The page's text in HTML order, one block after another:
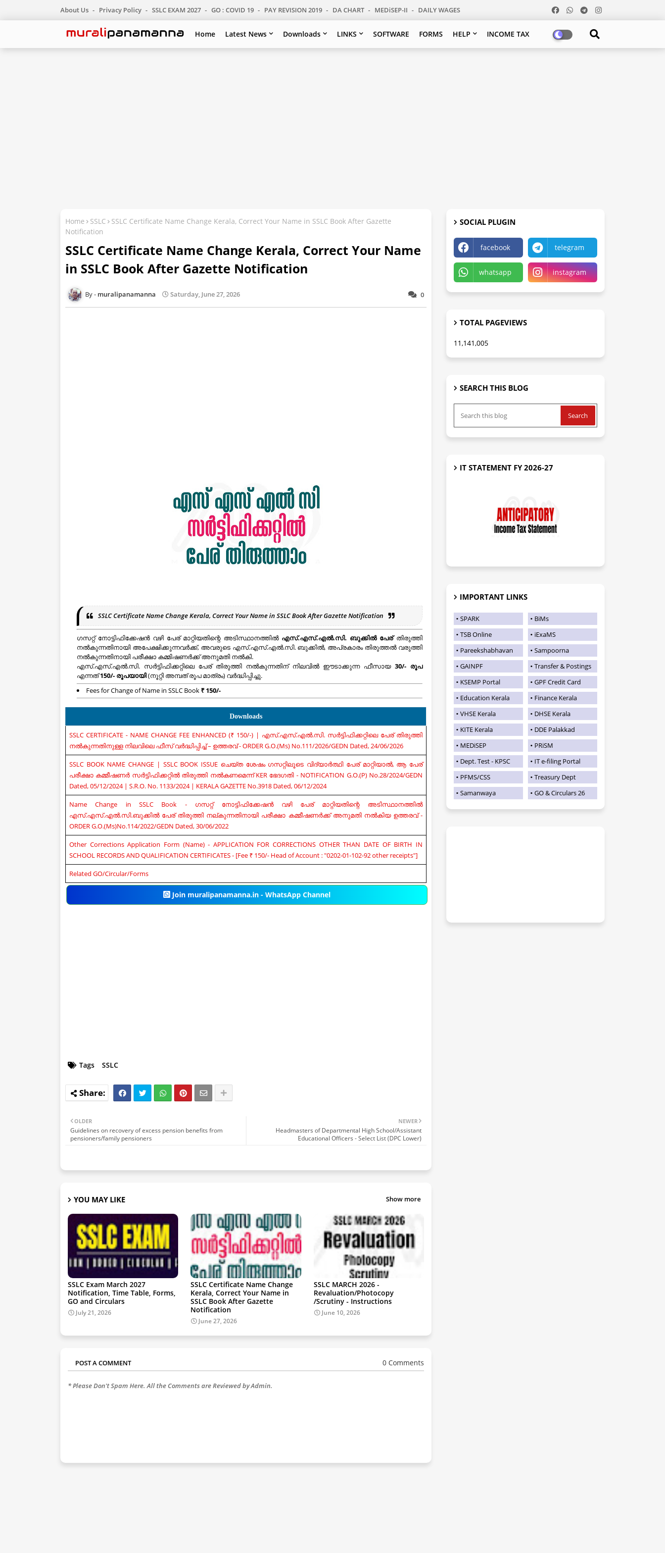
About Us Privacy Policy SSLC EXAM 2027 GO : COVID 19 PAY REVISION 2019 DA CHART MEDiSEP-II DAILY WAGES
Home Latest News Downloads LINKS SOFTWARE FORMS HELP INCOME TAX
Home SSLC
SSLC Certificate Name Change Kerala, Correct Your Name in SSLC Book After Gazette
Notification
SSLC Certificate Name Change Kerala, Correct Your Name
in SSLC Book After Gazette Notification
0
muralipanamanna Saturday, June 27, 2026
SSLC Certificate Name Change Kerala, Correct Your Name in SSLC Book After Gazette Notification
ഗസറ്റ് നോട്ടിഫിക്കേഷൻ വഴി പേര് മാറ്റിയതിന്റെ അടിസ്ഥാനത്തിൽ എസ്.എസ്.എൽ.സി. ബുക്കിൽ പേര്തിരുത്തി
നൽകുന്നതിനായി അപേക്ഷിക്കുന്നവർക്ക്, അവരുടെ എസ്.എസ്.എൽ.സി. ബുക്കിൽ, അപ്രകാരം തിരുത്തൽ വരുത്തി
നൽകുന്നതിനായി പരീക്ഷാ കമ്മിഷണർക്ക് അനുമതി നൽകി.
എസ്.എസ്.എൽ.സി. സർട്ടിഫിക്കറ്റിലെ പേര് തിരുത്തി നൽകുന്നതിന് നിലവിൽ ഈടാക്കുന്ന ഫീസായ 30/- രൂപ
എന്നത്150/- രൂപയായി(നൂറ്റി അമ്പത് രൂപ മാത്രം) വർദ്ധിപ്പിച്ചു.
Fees for Change of Name in SSLC Book ₹ 150/-
Downloads
SSLC CERTIFICATE - NAME CHANGE FEE ENHANCED (₹ 150/-) | എസ്‌.എസ്‌.എല്‍.സി. സര്‍ട്ടിഫിക്കറ്റിലെ പേര്‌ തിരുത്തി
നല്‍കുന്നതിനുള്ള നിലവിലെ ഫീസ്‌ വര്‍ദ്ധിപ്പിച്ച്‌ – ഉത്തരവ്‌ - ORDER G.O.(Ms) No.111/2026/GEDN Dated, 24/06/2026
SSLC BOOK NAME CHANGE | SSLC BOOK ISSUE ചെയ്ത ശേഷം ഗസറ്റിലൂടെ വിദ്യാർത്ഥി പേര് മാറ്റിയാൽ, ആ പേര്
പരീക്ഷാ കമ്മീഷണര്‍ സർട്ടിഫിക്കറ്റിൽ തിരുത്തി നൽകണമെന്ന് KER ഭേദഗതി - NOTIFICATION G.O.(P) No.28/2024/GEDN
Dated, 05/12/2024 | S.R.O. No. 1133/2024 | KERALA GAZETTE No.3918 Dated, 06/12/2024
Name Change in SSLC Book - ഗസറ്റ് നോട്ടിഫിക്കേഷന്‍ വഴി പേര് മാറ്റിയതിന്റെ അടിസ്ഥാനത്തില്‍
എസ്.എസ്.എല്‍.സി.ബുക്കില്‍ പേര് തിരുത്തി നല്കുന്നതിനായി പരീക്ഷാ കമ്മീഷണര്‍ക്ക് അനുമതി നല്‍കിയ ഉത്തരവ് -
ORDER G.O.(Ms)No.114/2022/GEDN Dated, 30/06/2022
Other Corrections Application Form (Name) - APPLICATION FOR CORRECTIONS OTHER THAN DATE OF BIRTH IN
SCHOOL RECORDS AND QUALIFICATION CERTIFICATES - [Fee ₹ 150/- Head of Account : "0202-01-102-92 other receipts"]
Related GO/Circular/Forms
Join muralipanamanna.in - WhatsApp Channel
Tags SSLC
NEWER
Headmasters of Departmental High School/Assistant
Educational Officers - Select List (DPC Lower)
OLDER
Guidelines on recovery of excess pension benefits from
pensioners/family pensioners
YOU MAY LIKE Show more
SSLC Exam March 2027
Notification, Time Table, Forms,
GO and Circulars
July 21, 2026
SSLC Certificate Name Change
Kerala, Correct Your Name in
SSLC Book After Gazette
Notification
June 27, 2026
SSLC MARCH 2026 -
Revaluation/Photocopy
/Scrutiny - Instructions
June 10, 2026
POST A COMMENT 0 Comments
* Please Don't Spam Here. All the Comments are Reviewed by Admin.
SOCIAL PLUGIN
facebook telegram
whatsapp instagram
TOTAL PAGEVIEWS
11,141,005
SEARCH THIS BLOG
IT STATEMENT FY 2026-27
IMPORTANT LINKS
SPARK
BiMs
TSB Online
iExaMS
Pareekshabhavan
Sampoorna
GAINPF
Transfer & Postings
KSEMP Portal
GPF Credit Card
Education Kerala
Finance Kerala
VHSE Kerala
DHSE Kerala
KITE Kerala
DDE Palakkad
MEDiSEP
PRiSM
Dept. Test - KPSC
IT e-filing Portal
PFMS/CSS
Treasury Dept
Samanwaya
GO & Circulars 26